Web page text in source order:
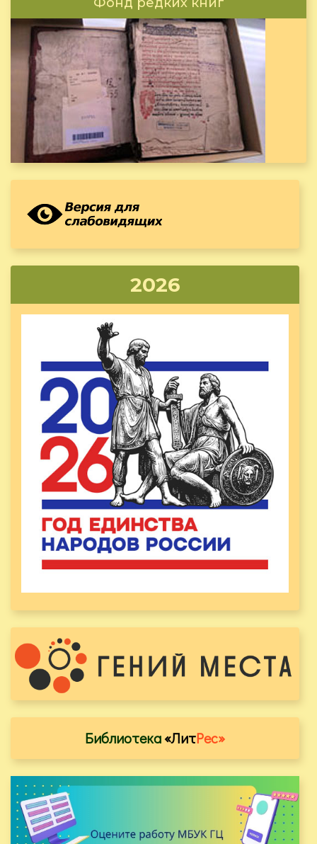
Фонд редких книг
2026
Библиотека«ЛитРес»